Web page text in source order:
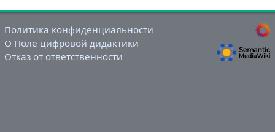
Политика конфиденциальности
О Поле цифровой дидактики
Отказ от ответственности